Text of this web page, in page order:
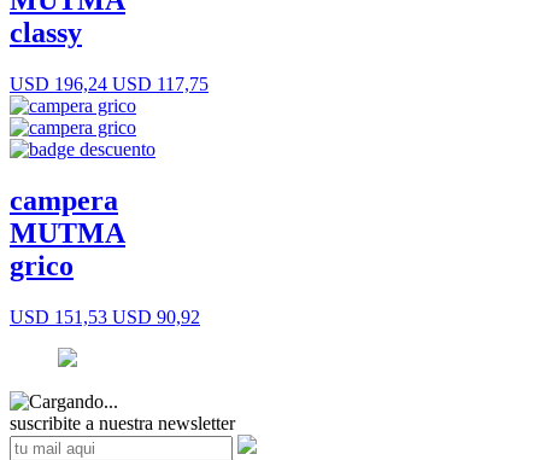
classy
USD 196,24 USD 117,75
campera
MUTMA
grico
USD 151,53 USD 90,92
suscribite a nuestra newsletter